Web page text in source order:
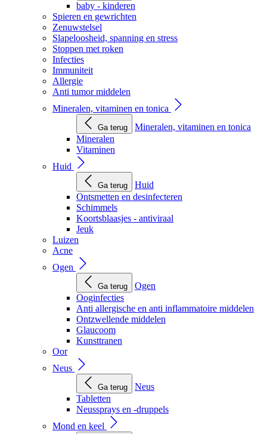
baby - kinderen
Spieren en gewrichten
Zenuwstelsel
Slapeloosheid, spanning en stress
Stoppen met roken
Infecties
Immuniteit
Allergie
Anti tumor middelen
Mineralen, vitaminen en tonica
Ga terug
Mineralen, vitaminen en tonica
Mineralen
Vitaminen
Huid
Ga terug
Huid
Ontsmetten en desinfecteren
Schimmels
Koortsblaasjes - antiviraal
Jeuk
Luizen
Acne
Ogen
Ga terug
Ogen
Ooginfecties
Anti allergische en anti inflammatoire middelen
Ontzwellende middelen
Glaucoom
Kunsttranen
Oor
Neus
Ga terug
Neus
Tabletten
Neussprays en -druppels
Mond en keel